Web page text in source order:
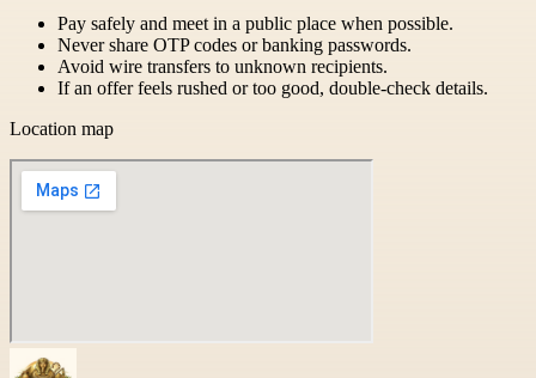
Pay safely and meet in a public place when possible.
Never share OTP codes or banking passwords.
Avoid wire transfers to unknown recipients.
If an offer feels rushed or too good, double-check details.
Location map